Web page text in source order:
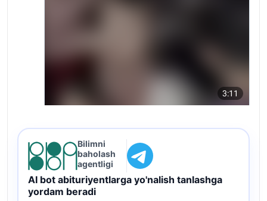
Bilimni
baholash
agentligi
AI bot abituriyentlarga yo'nalish tanlashga
yordam beradi